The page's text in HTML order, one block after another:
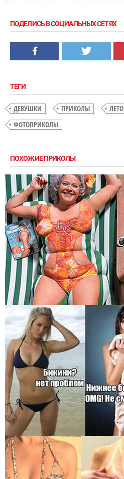
ПОДЕЛИСЬ В СОЦИАЛЬНЫХ СЕТЯХ
ТЕГИ
ДЕВУШКИ ПРИКОЛЫ ЛЕТО
ФОТОПРИКОЛЫ
ПОХОЖИЕ ПРИКОЛЫ